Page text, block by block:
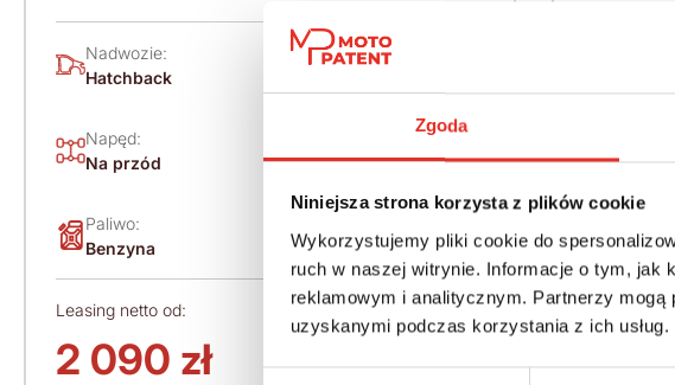
Zgoda
Niniejsza strona korzysta z plików cookie
Wykorzystujemy pliki cookie do
ruch w naszej witrynie. Informacje o tym, jak
reklamowym i analitycznym. Partnerzy mogą
uzyskanymi podczas korzystania z ich usług.
(2026)
Nadwozie:
Hatchback
Rok produkcji:
Napęd:
Na przód
Automatyczna
Paliwo:
Benzyna
150
Leasing netto od:
2 090 zł
Cena brutto:
164 600 zł
4x4
Leasing
2